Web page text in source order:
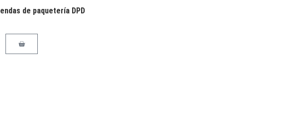
de paquetería DPD